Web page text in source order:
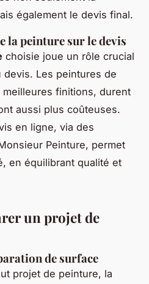
également le devis final.
la peinture sur le devis
choisie joue un rôle crucial
Les peintures de
finitions, durent
aussi plus coûteuses.
en ligne, via des
Peinture, permet
en équilibrant qualité et
un projet de
de surface
projet de peinture, la